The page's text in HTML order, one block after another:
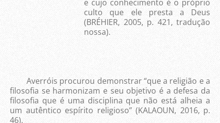
e cujo conhecimento é o próprio
culto que ele presta a Deus
(BRÉHIER, 2005, p. 421, tradução
nossa).
Averróis procurou demonstrar “que a religião e a
filosofia se harmonizam e seu objetivo é a defesa da
filosofia que é uma disciplina que não está alheia a
um autêntico espírito religioso” (KALAOUN, 2016, p.
46).